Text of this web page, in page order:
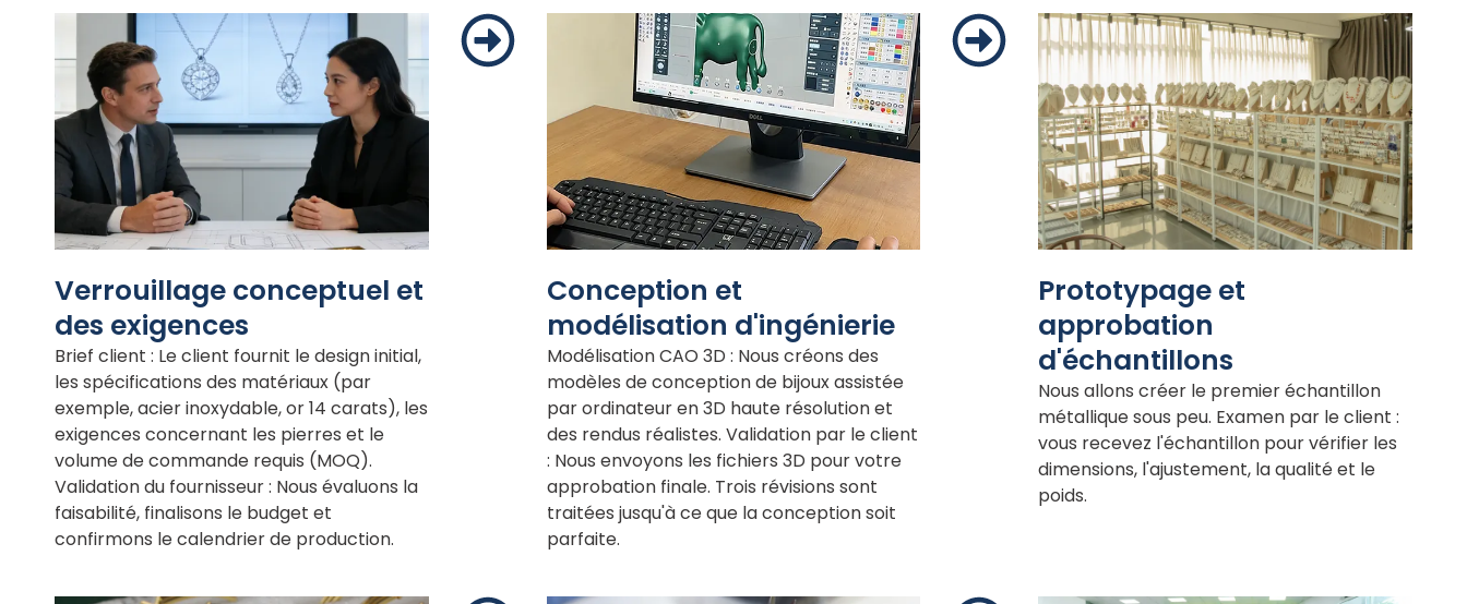
Verrouillage conceptuel et
des exigences
Brief client : Le client fournit le design initial,
les spécifications des matériaux (par
exemple, acier inoxydable, or 14 carats), les
exigences concernant les pierres et le
volume de commande requis (MOQ).
Validation du fournisseur : Nous évaluons la
faisabilité, finalisons le budget et
confirmons le calendrier de production.
Conception et
modélisation d'ingénierie
Modélisation CAO 3D : Nous créons des
modèles de conception de bijoux assistée
par ordinateur en 3D haute résolution et
des rendus réalistes. Validation par le client
: Nous envoyons les fichiers 3D pour votre
approbation finale. Trois révisions sont
traitées jusqu'à ce que la conception soit
parfaite.
Prototypage et
approbation
d'échantillons
Nous allons créer le premier échantillon
métallique sous peu. Examen par le client :
vous recevez l'échantillon pour vérifier les
dimensions, l'ajustement, la qualité et le
poids.